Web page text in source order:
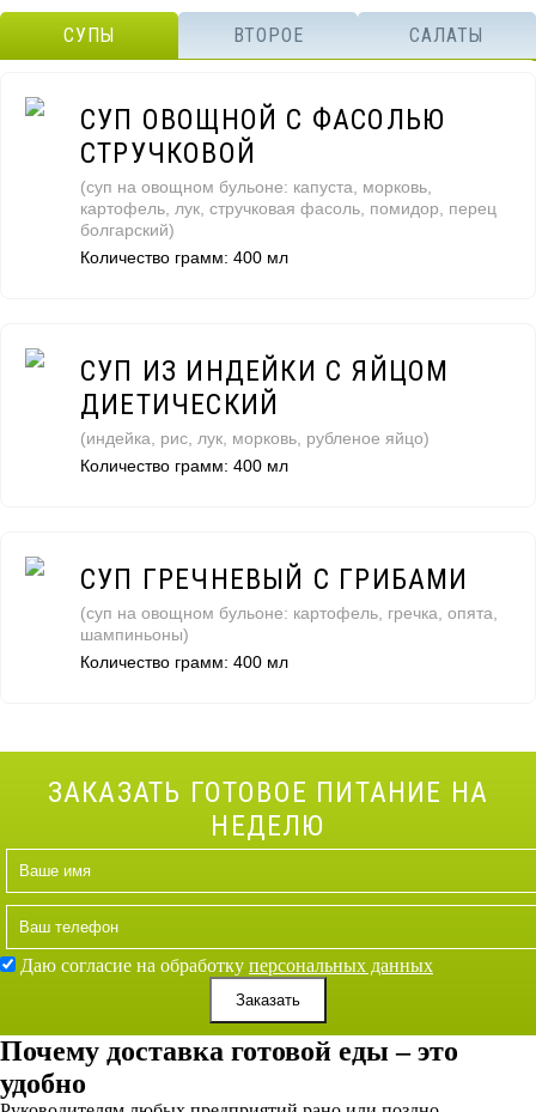
СУПЫ ВТОРОЕ САЛАТЫ
СУП ОВОЩНОЙ С ФАСОЛЬЮ
СТРУЧКОВОЙ
(суп на овощном бульоне: капуста, морковь,
картофель, лук, стручковая фасоль, помидор, перец
болгарский)
Количество грамм: 400 мл
СУП ИЗ ИНДЕЙКИ С ЯЙЦОМ
ДИЕТИЧЕСКИЙ
(индейка, рис, лук, морковь, рубленое яйцо)
Количество грамм: 400 мл
СУП ГРЕЧНЕВЫЙ С ГРИБАМИ
(суп на овощном бульоне: картофель, гречка, опята,
шампиньоны)
Количество грамм: 400 мл
ЗАКАЗАТЬ ГОТОВОЕ ПИТАНИЕ НА
НЕДЕЛЮ
Даю согласие на обработку персональных данных
Заказать
Почему доставка готовой еды – это
удобно